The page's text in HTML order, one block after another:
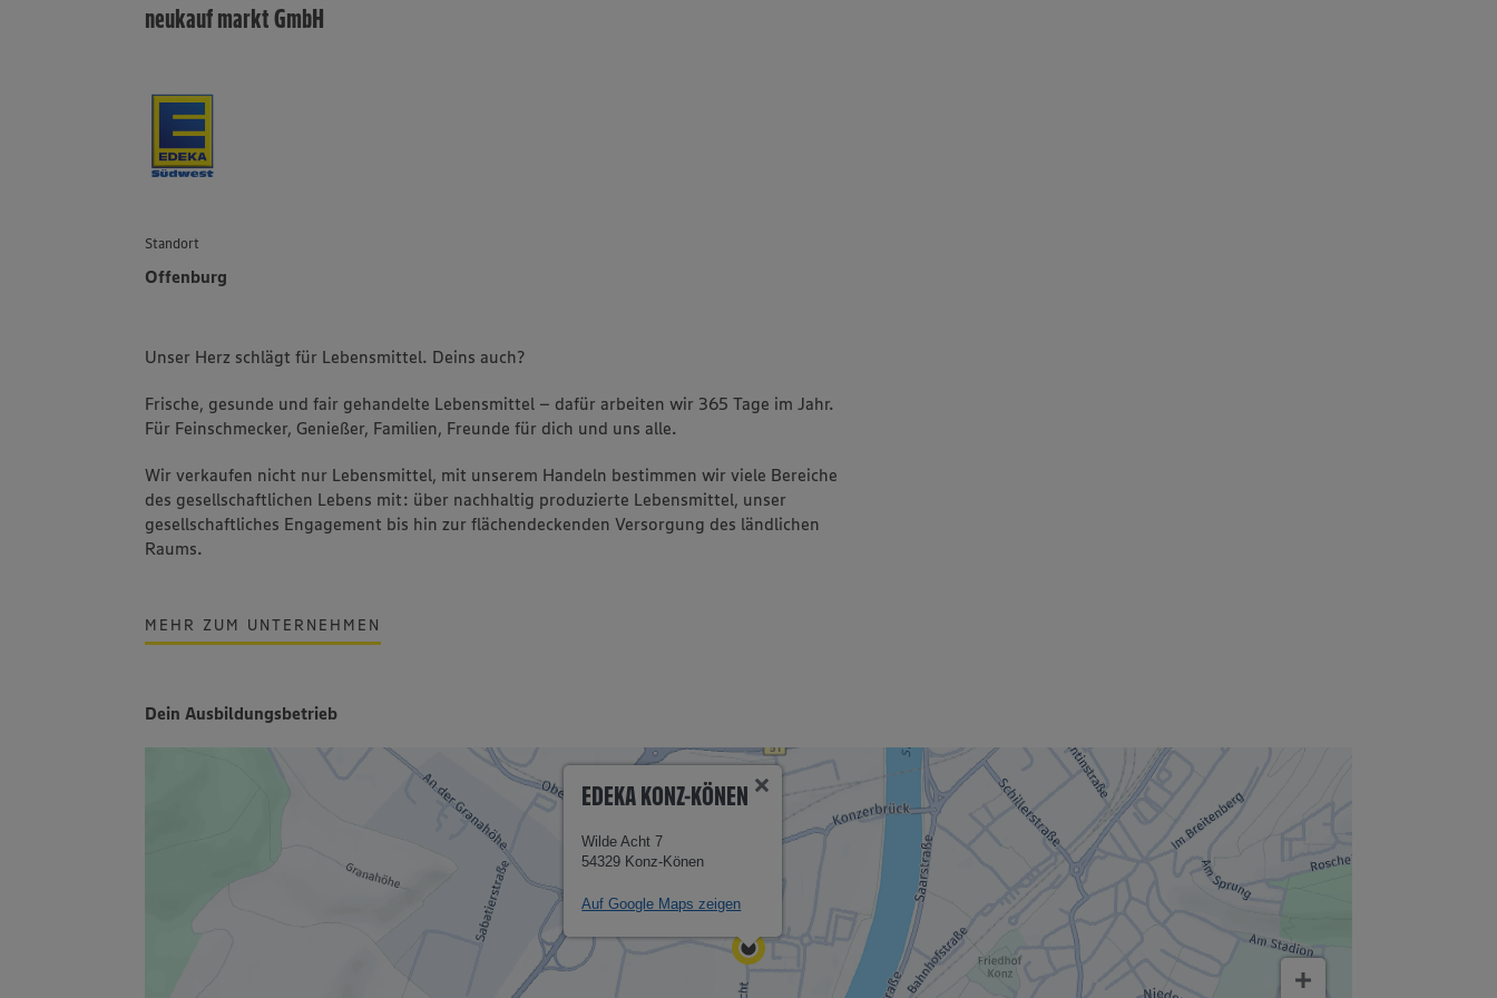
neukauf markt GmbH
Standort
Offenburg
Unser Herz schlägt für Lebensmittel. Deins auch?
Frische, gesunde und fair gehandelte Lebensmittel – dafür arbeiten wir 365 Tage im Jahr.
Für Feinschmecker, Genießer, Familien, Freunde für dich und uns alle.
Wir verkaufen nicht nur Lebensmittel, mit unserem Handeln bestimmen wir viele Bereiche
des gesellschaftlichen Lebens mit: über nachhaltig produzierte Lebensmittel, unser
gesellschaftliches Engagement bis hin zur flächendeckenden Versorgung des ländlichen
Raums.
MEHR ZUM UNTERNEHMEN
Dein Ausbildungsbetrieb
EDEKA KONZ-KÖNEN
Wilde Acht 7
54329 Konz-Könen
Auf Google Maps zeigen